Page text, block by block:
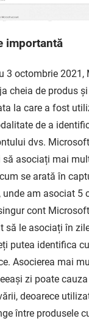
importantă
3 octombrie 2021,
cheia de produs
la care a fost
de a
dvs.
asociați mai
se arată în
unde am asociat 5
cont
să le asociați în
putea identifica
Asocierea mai
zi poate
deoarece
între produsele